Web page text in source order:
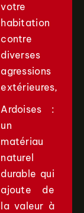
votre
habitation
contre
diverses
agressions
extérieures,
Ardoises :
un
matériau
naturel
durable qui
ajoute de
la valeur à